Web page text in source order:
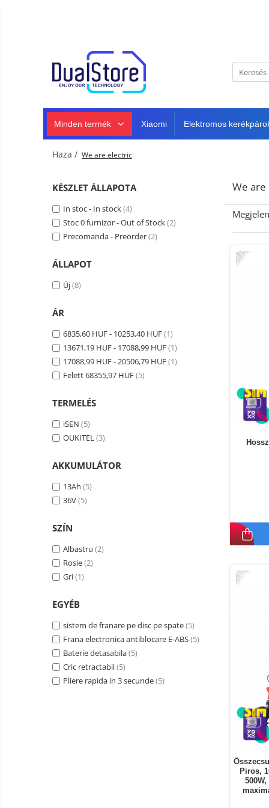
Minden (okos és klasszikus)
Telefongyártók
Masszív telefonok
5G telefonok
Tartozék
TV és
projektorok
Autó-,
otthon-
sportkamerák
Vezeték nélküli térfigyelő
Térfigyelő kamera tartozékok
Fejhallgató
Vezetékes fejhallgató
Professzionális fejhallgató
Vezeték nélküli fejhallgató
Fitness karkötők
Tartozékok okosóra
tartozékok
Elektromos robogók
Robogó alkatrészek és
bicikli
Smart Home
Személyi ápolási termékek
Kamerás drónok
Külső akkumulátor
Az autó tartozékai
Lifestyle
Hordozható hangszórók
Minden termék Xiaomi Elektromos
Haza / We are electric
We
KÉSZLET ÁLLAPOTA
In stoc - In stock(4)
Stoc 0 furnizor - Out of Stock(2)
Precomanda - Preorder(2)
ÁLLAPOT
Új(8)
ÁR
6835,60 HUF - 10253,40 HUF(1)
13671,19 HUF - 17088,99 HUF(1)
17088,99 HUF - 20506,79 HUF(1)
Felett 68355,97 HUF(5)
TERMELÉS
iSEN (5)
OUKITEL(3)
AKKUMULÁTOR
13Ah (5)
36V(5)
SZÍN
Albastru (2)
Rosie(2)
Gri(1)
EGYÉB
sistem de franare pe disc pe spate(5)
Frana electronica antiblocare E-ABS(5)
Baterie detasabila(5)
Cric retractabil(5)
Pliere rapida in 3 secunde(5)
-50%
-31%
Piros,